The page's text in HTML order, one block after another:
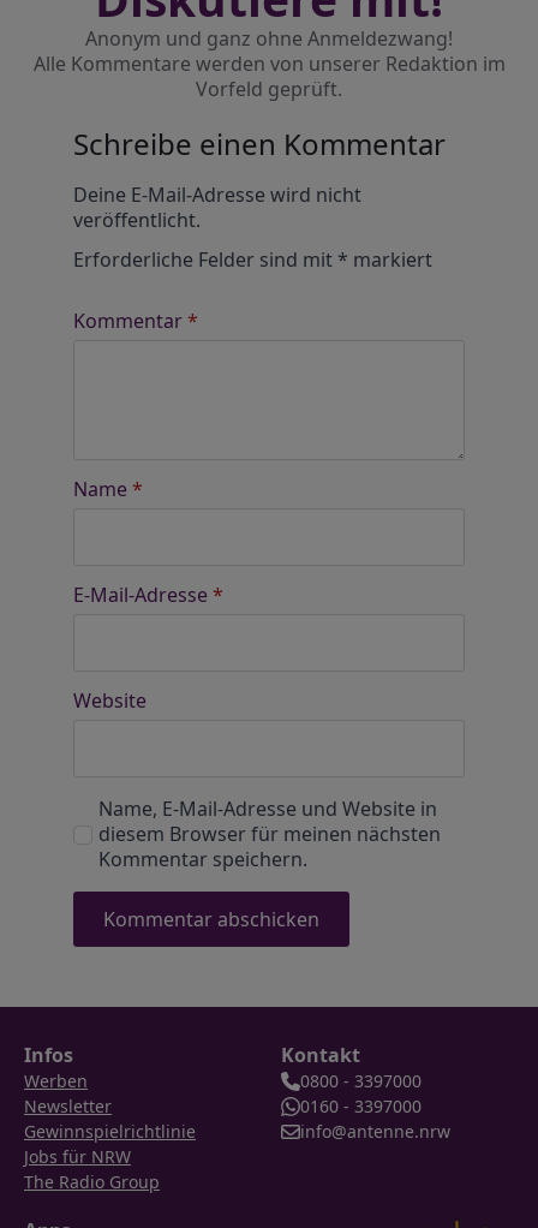
Anonym und ganz ohne Anmeldezwang!
Alle Kommentare werden von unserer Redaktion im
Vorfeld geprüft.
Schreibe einen Kommentar
Deine E-Mail-Adresse wird nicht
veröffentlicht.
Erforderliche Felder sind mit* markiert
Kommentar*
Name *
E-Mail-Adresse *
Website
Name, E-Mail-Adresse und Website in
diesem Browser für meinen nächsten
Kommentar speichern.
Infos
Werben
Newsletter
Gewinnspielrichtlinie
Jobs für NRW
The Radio Group
Kontakt
0800 - 3397000
0160 - 3397000
info@antenne.nrw